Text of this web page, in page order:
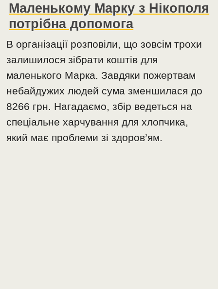
Маленькому Марку з Нікополя
потрібна допомога
В організації розповіли, що зовсім трохи
залишилося зібрати коштів для
маленького Марка. Завдяки пожертвам
небайдужих людей сума зменшилася до
8266 грн. Нагадаємо, збір ведеться на
спеціальне харчування для хлопчика,
який має проблеми зі здоров’ям.